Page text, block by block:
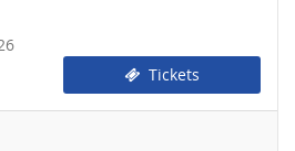
Tickets